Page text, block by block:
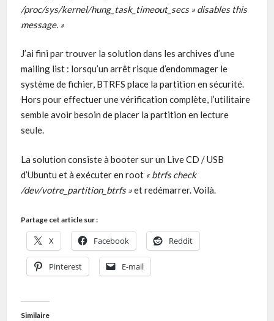
/proc/sys/kernel/hung_task_timeout_secs » disables this
message. »
J’ai fini par trouver la solution dans les archives d’une
mailing list : lorsqu’un arrêt risque d’endommager le
système de fichier, BTRFS place la partition en sécurité.
Hors pour effectuer une vérification complète, l’utilitaire
semble avoir besoin de placer la partition en lecture
seule.
La solution consiste à booter sur un Live CD / USB
d’Ubuntu et à exécuter en root « btrfs check
/dev/votre_partition_btrfs »et redémarrer. Voilà.
Partage cet article sur :
X Facebook Reddit
Pinterest E-mail
Similaire